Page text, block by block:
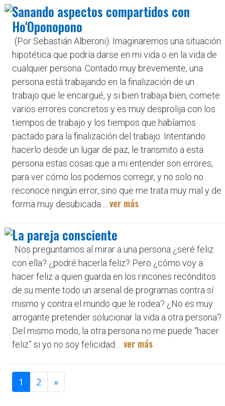
Sanando aspectos compartidos con
Ho'Oponopono
(Por Sebastián Alberoni). Imaginaremos una situación
hipotética que podría darse en mi vida o en la vida de
cualquier persona. Contado muy brevemente, una
persona está trabajando en la finalización de un
trabajo que le encargué, y si bien trabaja bien, comete
varios errores concretos y es muy desprolija con los
tiempos de trabajo y los tiempos que habíamos
pactado para la finalización del trabajo. Intentando
hacerlo desde un lugar de paz, le transmito a esta
persona estas cosas que a mi entender son errores,
para ver cómo los podemos corregir, y no solo no
reconoce ningún error, sino que me trata muy mal y de
forma muy desubicada ... ver más
La pareja consciente
Nos preguntamos al mirar a una persona ¿seré feliz
con ella? ¿podré hacerla feliz? Pero ¿cómo voy a
hacer feliz a quien guarda en los rincones recónditos
de su mente todo un arsenal de programas contra sí
mismo y contra el mundo que le rodea? ¿No es muy
arrogante pretender solucionar la vida a otra persona?
Del mismo modo, la otra persona no me puede “hacer
feliz” si yo no soy felicidad ... ver más
1 2 »